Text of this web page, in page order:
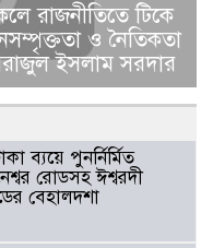
রাজনীতিতে টিকে
ও নৈতিকতা
ইসলাম সরদার
ব্যয়ে পুনর্নির্মিত
রোডসহ ঈশ্বরদী
বেহালদশা